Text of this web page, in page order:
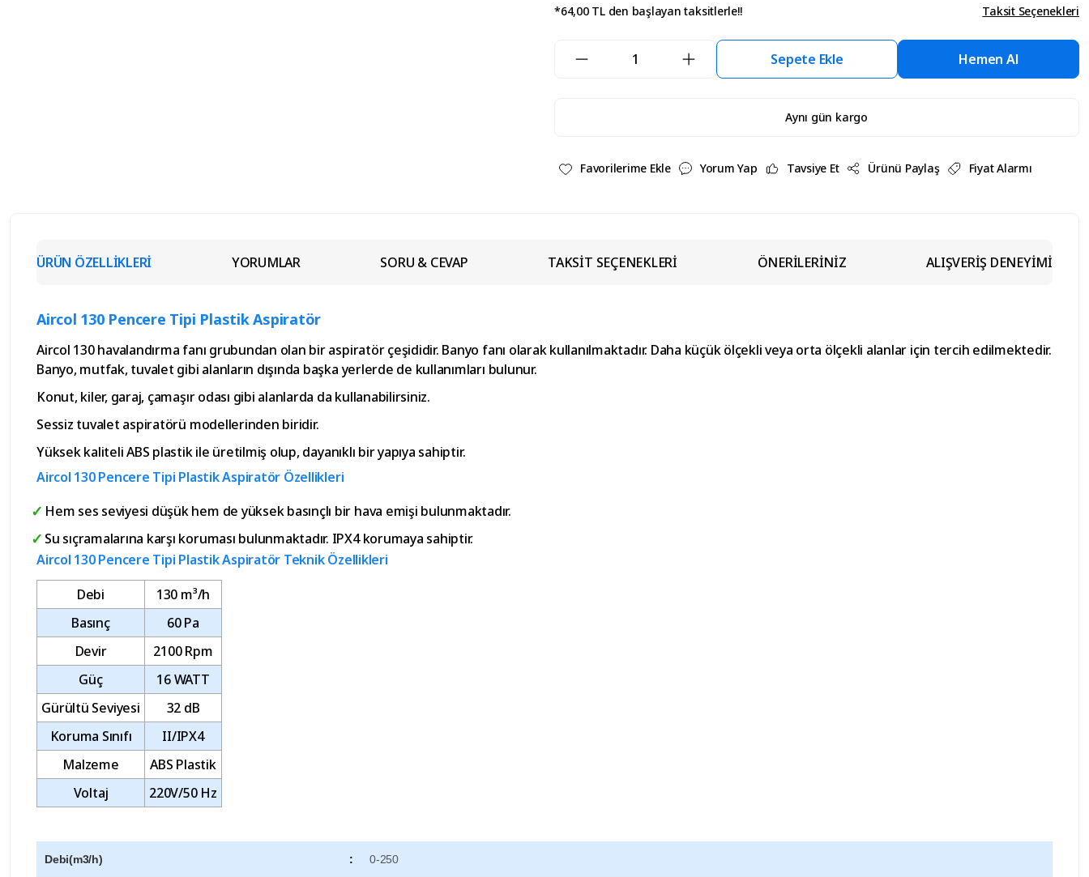
*64,00 TL den başlayan taksitlerle!! Taksit Seçenekleri
Sepete Ekle Hemen Al
Aynı gün kargo
Yorum Yap Tavsiye Et Ürünü Paylaş Fiyat Alarmı
ÜRÜN ÖZELLİKLERİ YORUMLAR SORU & CEVAP TAKSİT SEÇENEKLERİ ÖNERİLERİNİZ ALIŞVERİŞ DENEYİMİ
Aircol 130 Pencere Tipi Plastik Aspiratör
Aircol 130 havalandırma fanı grubundan olan bir aspiratör çeşididir. Banyo fanı olarak kullanılmaktadır. Daha küçük ölçekli veya orta ölçekli alanlar için tercih edilmektedir.
Banyo, mutfak, tuvalet gibi alanların dışında başka yerlerde de kullanımları bulunur.
Konut, kiler, garaj, çamaşır odası gibi alanlarda da kullanabilirsiniz.
Sessiz tuvalet aspiratörü modellerinden biridir.
Yüksek kaliteli ABS plastik ile üretilmiş olup, dayanıklı bir yapıya sahiptir.
Aircol 130 Pencere Tipi Plastik Aspiratör Özellikleri
Hem ses seviyesi düşük hem de yüksek basınçlı bir hava emişi bulunmaktadır.
Su sıçramalarına karşı koruması bulunmaktadır. IPX4 korumaya sahiptir.
Aircol 130 Pencere Tipi Plastik Aspiratör Teknik Özellikleri
Debi
130 m³/h
Basınç
60 Pa
Devir
2100 Rpm
Güç
16 WATT
Gürültü Seviyesi
32 dB
Koruma Sınıfı
II/IPX4
Malzeme
ABS Plastik
Voltaj
220V/50 Hz
Debi(m3/h) : 0-250